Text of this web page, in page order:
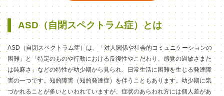
ASD（自閉スペクトラム症）とは
ASD（自閉スペクトラム症）は、「対人関係や社会的コミュニケーションの
困難」と「特定のものや行動における反復性やこだわり、感覚の過敏さまた
は鈍麻さ」などの特性が幼少期から見られ、日常生活に困難を生じる発達障
害の一つです。知的障害（知的発達症）を伴うこともあります。幼少期に気
づかれることが多いといわれていますが、症状のあらわれ方には個人差があ